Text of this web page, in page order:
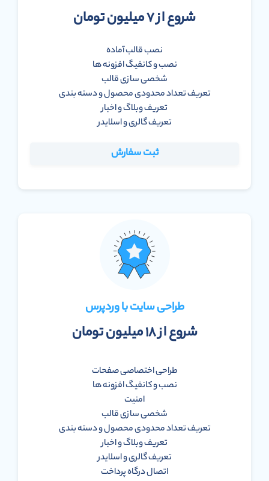
شروع از ۷ میلیون تومان
نصب قالب آماده
نصب و کانفیگ افزونه ها
شخصی سازی قالب
تعریف تعداد محدودی محصول و دسته بندی
تعریف وبلاگ و اخبار
تعریف گالری و اسلایدر
ثبت سفارش
طراحی سایت با وردپرس
شروع از ۱۸ میلیون تومان
طراحی اختصاصی صفحات
نصب و کانفیگ افزونه ها
امنیت
شخصی سازی قالب
تعریف تعداد محدودی محصول و دسته بندی
تعریف وبلاگ و اخبار
تعریف گالری و اسلایدر
اتصال درگاه پرداخت